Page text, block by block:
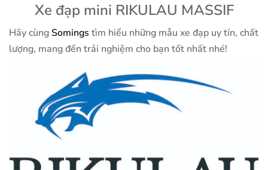
Xe đạp mini RIKULAU MASSIF
Hãy cùng Somings tìm hiểu những mẫu xe đạp uy tín, chất
lượng, mang đến trải nghiệm cho bạn tốt nhất nhé!